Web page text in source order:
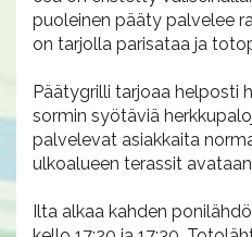
puoleinen pääty palvelee
on tarjolla parisataa ja
Päätygrilli tarjoaa helposti
sormin syötäviä
palvelevat asiakkaita
ulkoalueen terassit
Ilta alkaa kahden